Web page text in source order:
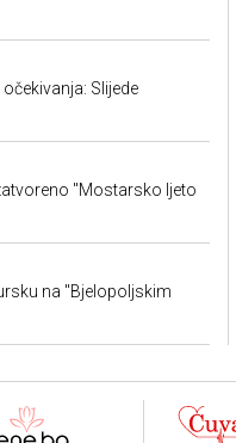
Slijede
"Mostarsko ljeto
na "Bjelopoljskim